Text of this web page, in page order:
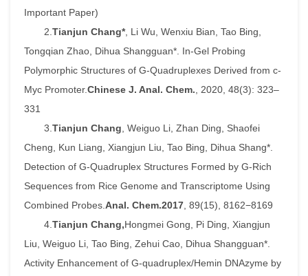
Important Paper)
2. Tianjun Chang*, Li Wu, Wenxiu Bian, Tao Bing,
Tongqian Zhao, Dihua Shangguan*. In-Gel Probing
Polymorphic Structures of G-Quadruplexes Derived from c-
Myc Promoter.Chinese J. Anal. Chem. , 2020, 48(3): 323–
331
3. Tianjun Chang , Weiguo Li, Zhan Ding, Shaofei
Cheng, Kun Liang, Xiangjun Liu, Tao Bing, Dihua Shang*.
Detection of G-Quadruplex Structures Formed by G-Rich
Sequences from Rice Genome and Transcriptome Using
Combined Probes. Anal. Chem.2017 , 89(15), 8162−8169
4. Tianjun Chang,Hongmei Gong, Pi Ding, Xiangjun
Liu, Weiguo Li, Tao Bing, Zehui Cao, Dihua Shangguan*.
Activity Enhancement of G-quadruplex/Hemin DNAzyme by